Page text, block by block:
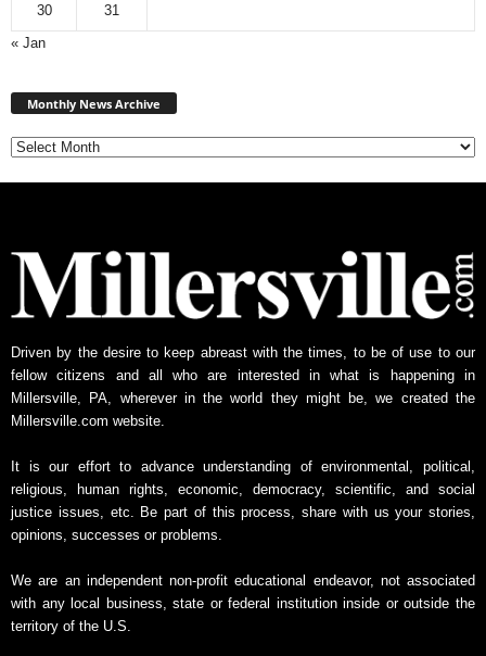
30
31
« Jan
Monthly News Archive
Driven by the desire to keep abreast with the times, to be of use to our
fellow citizens and all who are interested in what is happening in
Millersville, PA, wherever in the world they might be, we created the
Millersville.com website.
It is our effort to advance understanding of environmental, political,
religious, human rights, economic, democracy, scientific, and social
justice issues, etc. Be part of this process, share with us your stories,
opinions, successes or problems.
We are an independent non-profit educational endeavor, not associated
with any local business, state or federal institution inside or outside the
territory of the U.S.